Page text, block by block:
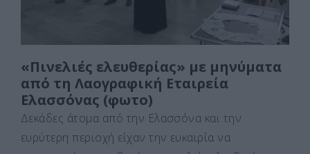
«Πινελιές ελευθερίας» με μηνύματα
από τη Λαογραφική Εταιρεία
Ελασσόνας (φωτο)
Δεκάδες άτομα από την Ελασσόνα και την
ευρύτερη περιοχή είχαν την ευκαιρία να